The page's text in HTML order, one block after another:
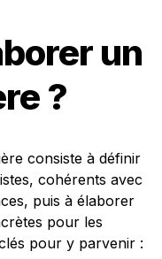
un
?
consiste à définir
cohérents avec
puis à élaborer
pour les
pour y parvenir :